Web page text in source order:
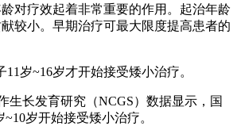
对疗效起着非常重要的作用。起治年龄
较小。早期治疗可最大限度提高患者的
岁~16岁才开始接受矮小治疗。
长发育研究（NCGS）数据显示，国
岁开始接受矮小治疗。